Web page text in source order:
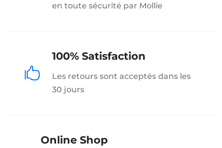
en toute sécurité par Mollie

100% Satisfaction
Les retours sont acceptés dans les
30 jours
Online Shop